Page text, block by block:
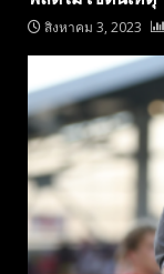
สิงหาคม 3, 2023